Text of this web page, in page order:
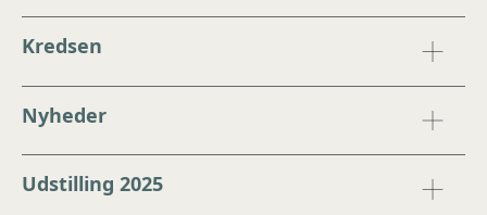
Kredsen
Nyheder
Udstilling 2025